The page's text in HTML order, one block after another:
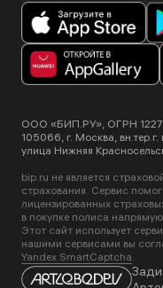
ООО «БИП.РУ», ОГРН
105066, г. Москва,
улица Нижняя
bip.ru не является
страхования. Сервис
лицензированных
в покупке полиса
Этот сайт использует
нашими сервисами вы
Yandex SmartCaptcha.